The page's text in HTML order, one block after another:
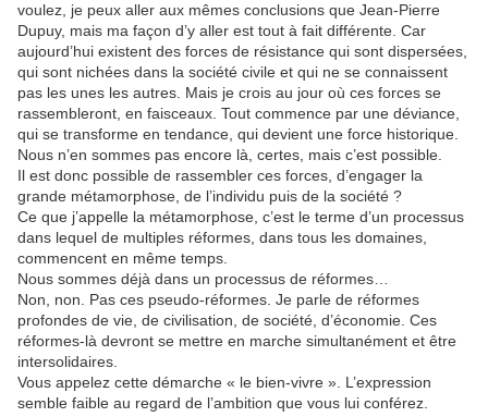
voulez, je peux aller aux mêmes conclusions que Jean-Pierre
Dupuy, mais ma façon d’y aller est tout à fait différente. Car
aujourd’hui existent des forces de résistance qui sont dispersées,
qui sont nichées dans la société civile et qui ne se connaissent
pas les unes les autres. Mais je crois au jour où ces forces se
rassembleront, en faisceaux. Tout commence par une déviance,
qui se transforme en tendance, qui devient une force historique.
Nous n’en sommes pas encore là, certes, mais c’est possible.
Il est donc possible de rassembler ces forces, d’engager la
grande métamorphose, de l’individu puis de la société ?
Ce que j’appelle la métamorphose, c’est le terme d’un processus
dans lequel de multiples réformes, dans tous les domaines,
commencent en même temps.
Nous sommes déjà dans un processus de réformes…
Non, non. Pas ces pseudo-réformes. Je parle de réformes
profondes de vie, de civilisation, de société, d’économie. Ces
réformes-là devront se mettre en marche simultanément et être
intersolidaires.
Vous appelez cette démarche « le bien-vivre ». L’expression
semble faible au regard de l’ambition que vous lui conférez.